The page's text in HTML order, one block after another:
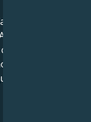
que
são